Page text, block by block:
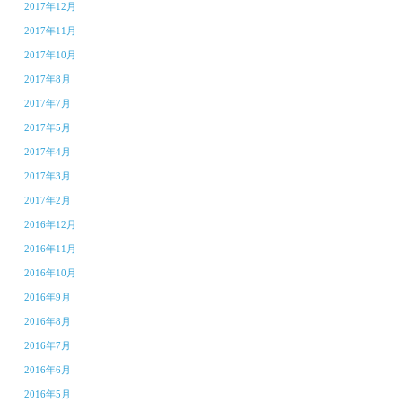
2017年12月
2017年11月
2017年10月
2017年8月
2017年7月
2017年5月
2017年4月
2017年3月
2017年2月
2016年12月
2016年11月
2016年10月
2016年9月
2016年8月
2016年7月
2016年6月
2016年5月